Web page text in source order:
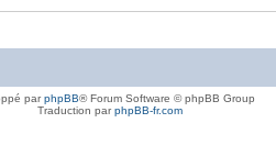
parphpBB® Forum Software © phpBB Group
Traduction parphpBB-fr.com